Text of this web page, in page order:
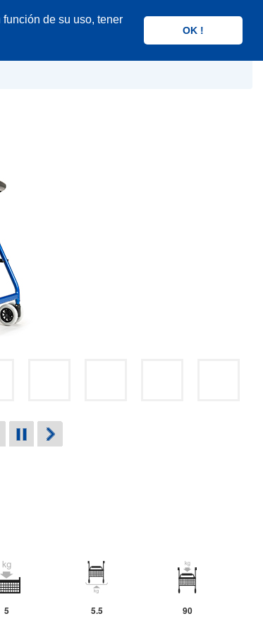
de su uso, tener
OK !
5 5.5 90